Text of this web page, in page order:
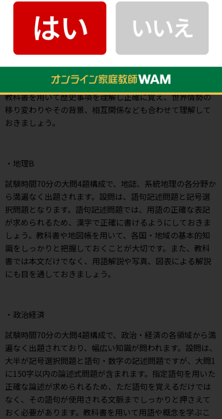
試験時間70分の大問4題構成で、時代、地域、テーマともに
問題となりますが、記述問題では漢字やカタカナで正しい
表記が求められ、誤字は減点となります。用語を覚える際
は、漢字、カタカナを正しく覚えておく必要があります。
教科書を用いて歴史事項を理解し正確に覚え、世界情勢の
移り変わりやその背景、相互関係なども合わせて理解して
おきましょう。
・地理B
試験時間70分の大問4題構成で、地誌、系統地理の各分野か
ら満遍なく出題されます。設問は、語句記述問題と記号選
択問題となります。語句記述問題では、用語の正確な表記
が求められるため、漢字で正確に書けるようにしておきま
しょう。教科書や地図帳を用いて、各国・地域の基本的知
識をしっかりと把握しておくことが大切です。また、教科
書では本文だけでなく、用語解説や写真、図表による解説
にも目を通しておきましょう。
・政治経済
試験時間70分の大問4題構成で、政治・経済の各領域から満
遍なく出題されており、幅広い知識が問われます。設問は、
大半が記号選択問題と語句・数字の記述問題ですが、大問1
に150字以内の論述式問題が含まれます。指定語句を用いた
正確な論述が求められるため、ただ語句を覚えるだけでは
なく、その語句が使用される文脈までしっかりと押さえて
おく必要があります。教科書を用いて用語や概念を学ぶこ